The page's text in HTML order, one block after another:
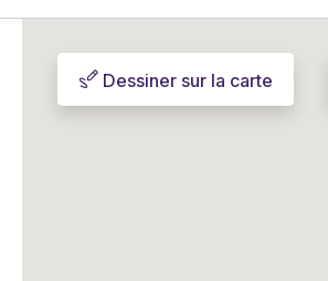
Dessiner sur la carte